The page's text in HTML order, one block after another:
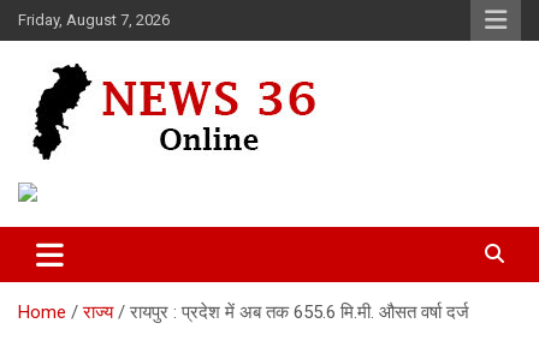
Skip
to
Friday, August 7, 2026
News 36
Home राज्य रायपुर : प्रदेश में अब तक 655.6 मि.मी. औसत वर्षा दर्ज